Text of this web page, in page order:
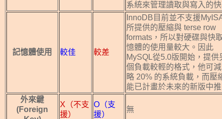
系統來管理讀取與寫入的
記憶體使用 較佳 較差
InnoDB目前並不支援
所提供的壓縮與 terse row
formats，所以對硬碟與快
憶體的使用量較大。因此
MySQL從5.0版開始，提供
個負載較輕的格式，他可
略 20% 的系統負載，而壓
能已計畫於未來的新版中
外來鍵
(Foreign
X（不支
援）
O（支
援）
無